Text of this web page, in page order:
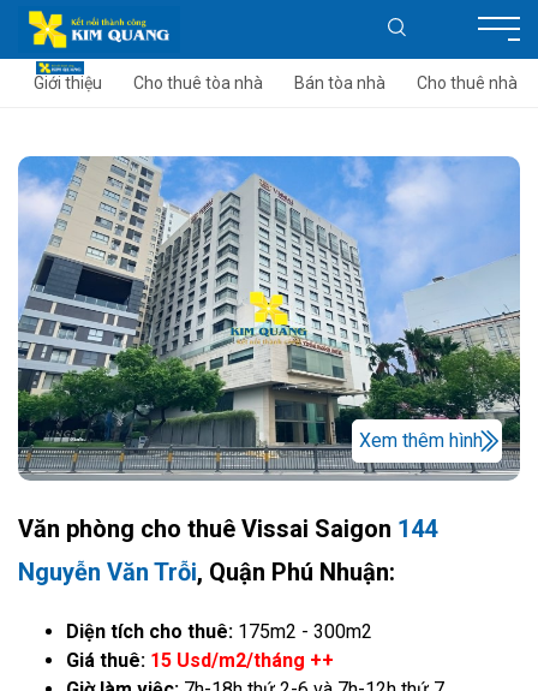
Giới thiệu Cho thuê tòa nhà Bán tòa nhà Cho thuê nhà
Xem thêm hình
Văn phòng cho thuê Vissai Saigon 144
Nguyễn Văn Trỗi, Quận Phú Nhuận:
Diện tích cho thuê: 175m2 - 300m2
Giá thuê: 15 Usd/m2/tháng ++